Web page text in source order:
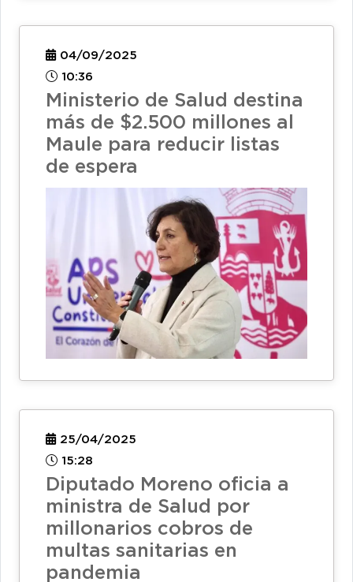
04/09/2025
10:36
Ministerio de Salud destina
más de $2.500 millones al
Maule para reducir listas
de espera
25/04/2025
15:28
Diputado Moreno oficia a
ministra de Salud por
millonarios cobros de
multas sanitarias en
pandemia